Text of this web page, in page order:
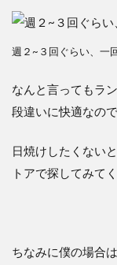
週２~３回ぐらい、一
なんと言ってもラ
段違いに快適なの
日焼けしたくない
トアで探してみて
ちなみに僕の場合